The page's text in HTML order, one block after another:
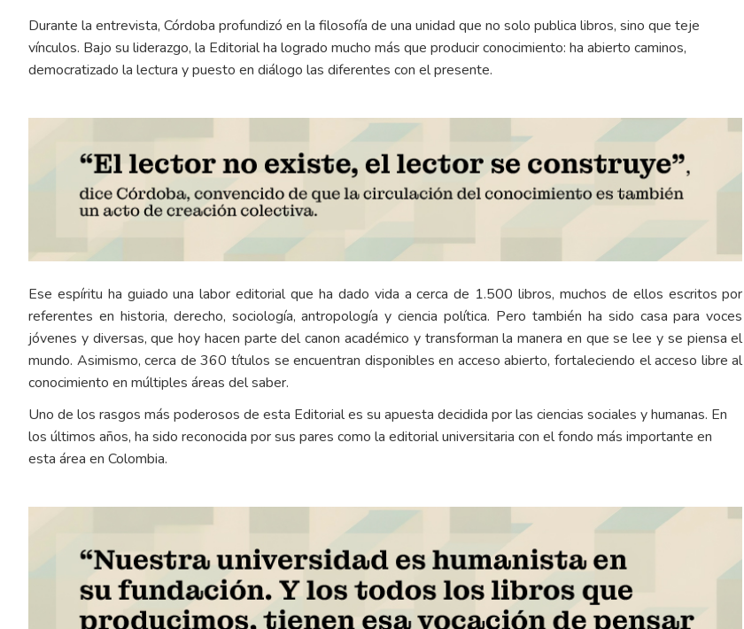
Durante la entrevista, Córdoba profundizó en la filosofía de una unidad que no solo publica libros, sino que teje
vínculos. Bajo su liderazgo, la Editorial ha logrado mucho más que producir conocimiento: ha abierto caminos,
democratizado la lectura y puesto en diálogo las diferentes con el presente.
Ese espíritu ha guiado una labor editorial que ha dado vida a cerca de 1.500 libros, muchos de ellos escritos por
referentes en historia, derecho, sociología, antropología y ciencia política. Pero también ha sido casa para voces
jóvenes y diversas, que hoy hacen parte del canon académico y transforman la manera en que se lee y se piensa el
mundo. Asimismo, cerca de 360 títulos se encuentran disponibles en acceso abierto, fortaleciendo el acceso libre al
conocimiento en múltiples áreas del saber.
Uno de los rasgos más poderosos de esta Editorial es su apuesta decidida por las ciencias sociales y humanas. En
los últimos años, ha sido reconocida por sus pares como la editorial universitaria con el fondo más importante en
esta área en Colombia.